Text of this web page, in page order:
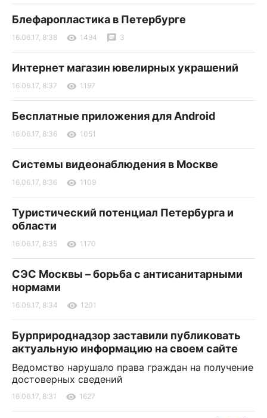
Блефаропластика в Петербурге
16.06.17, 8:38 1494 3
Интернет магазин ювелирных украшений
16.06.17, 8:37 1197
Бесплатные приложения для Android
16.06.17, 8:36 1051
Системы видеонаблюдения в Москве
16.06.17, 8:36 1109
Туристический потенциал Петербурга и
области
16.06.17, 8:35 1170
СЭС Москвы – борьба с антисанитарными
нормами
16.06.17, 8:34 1201
Бурприроднадзор заставили публиковать
актуальную информацию на своем сайте
Ведомство нарушало права граждан на получение
достоверных сведений
16.06.17, 8:31 1627